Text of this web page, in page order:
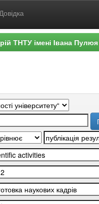
ТНТУ імені Івана Пулюя